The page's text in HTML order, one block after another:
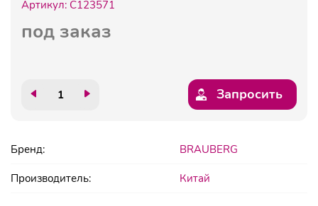
Артикул: C123571
под заказ
Запросить
Бренд: BRAUBERG
Производитель: Китай